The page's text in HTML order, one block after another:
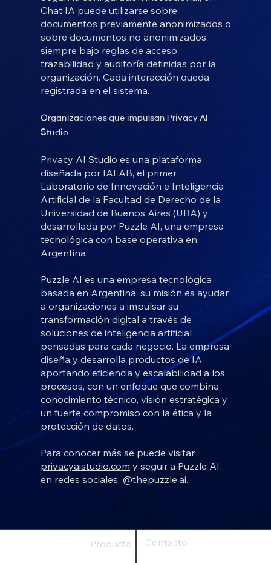
Chat IA puede utilizarse sobre
documentos previamente anonimizados o
sobre documentos no anonimizados,
siempre bajo reglas de acceso,
trazabilidad y auditoría definidas por la
organización. Cada interacción queda
registrada en el sistema.
Organizaciones que impulsan Privacy AI
Studio
Privacy AI Studio es una plataforma
diseñada por IALAB, el primer
Laboratorio de Innovación e Inteligencia
Artificial de la Facultad de Derecho de la
Universidad de Buenos Aires (UBA) y
desarrollada por Puzzle AI, una empresa
tecnológica con base operativa en
Argentina.
Puzzle AI es una empresa tecnológica
basada en Argentina, su misión es ayudar
a organizaciones a impulsar su
transformación digital a través de
soluciones de inteligencia artificial
pensadas para cada negocio. La empresa
diseña y desarrolla productos de IA,
aportando eficiencia y escalabilidad a los
procesos, con un enfoque que combina
conocimiento técnico, visión estratégica y
un fuerte compromiso con la ética y la
protección de datos.
Para conocer más se puede visitar
privacyaistudio.com y seguir a Puzzle AI
en redes sociales: @thepuzzle.ai.
Producto Contacto